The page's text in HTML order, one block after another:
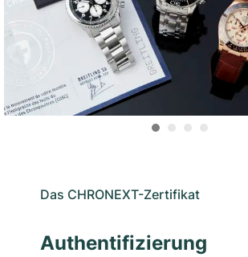
Das CHRONEXT-Zertifikat
Authentifizierung